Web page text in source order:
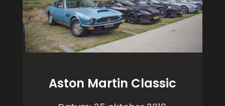
Aston Martin Classic